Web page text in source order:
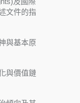
文件的指
與基本原
與價值鏈